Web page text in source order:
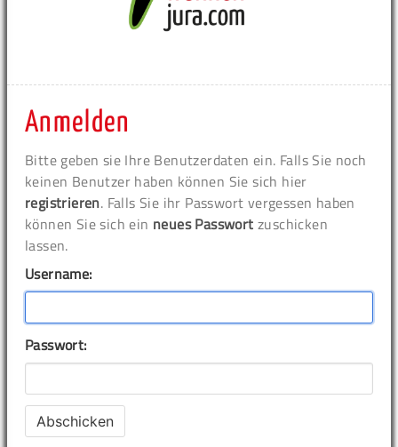
Anmelden
Bitte geben sie Ihre Benutzerdaten ein. Falls Sie noch
keinen Benutzer haben können Sie sich hier
registrieren. Falls Sie ihr Passwort vergessen haben
können Sie sich ein neues Passwort zuschicken
lassen.
Username:
Passwort: